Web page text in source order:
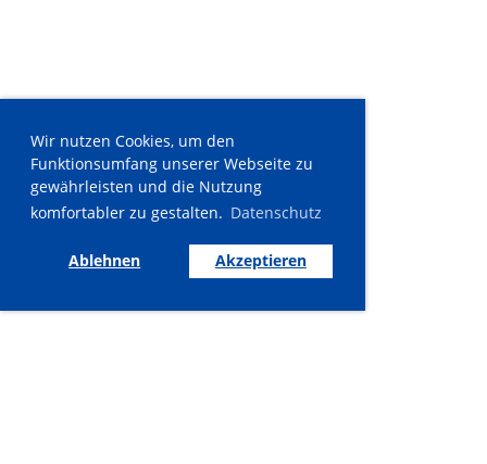
Wir nutzen Cookies, um den
Funktionsumfang unserer Webseite zu
gewährleisten und die Nutzung
komfortabler zu gestalten. Datenschutz
Ablehnen Akzeptieren